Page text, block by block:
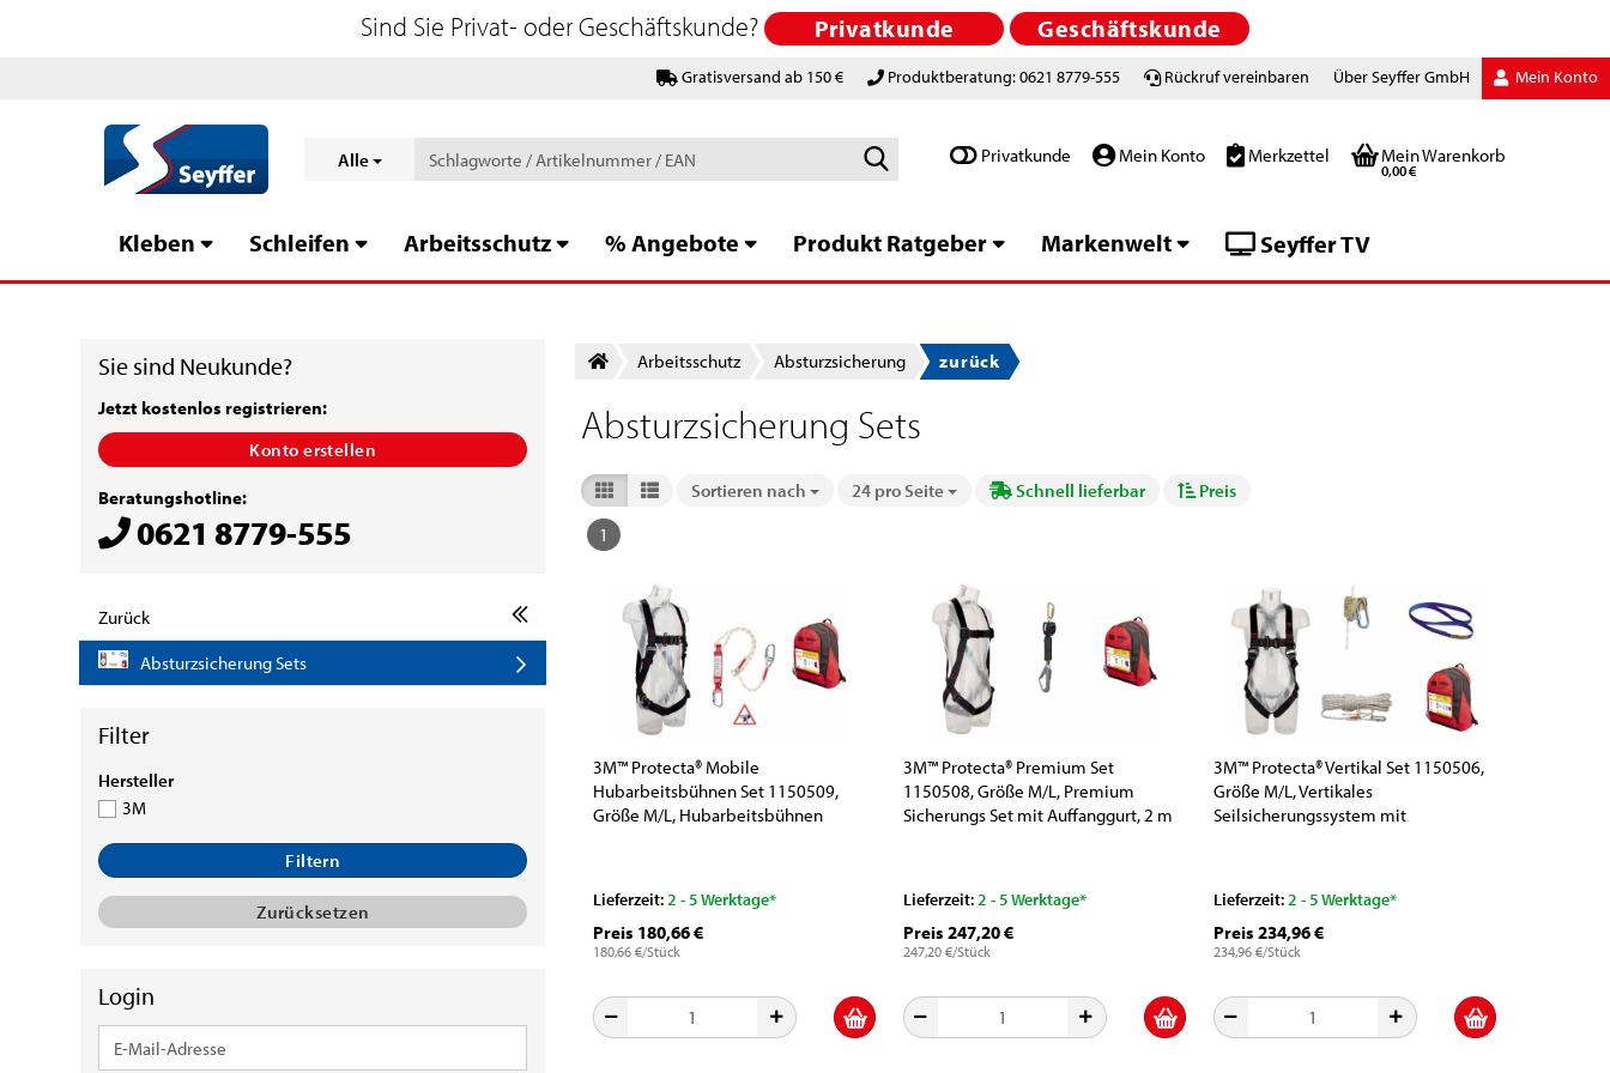
Gratisversand ab 150 € Produktberatung: 0621 8779-555 Rückruf vereinbaren Über Seyffer GmbH Mein Konto
Alle
Schlagworte
EAN
Privatkunde Mein Konto Merkzettel Mein Warenkorb
0,00 €
Sind Sie Privat- oder Geschäftskunde? Privatkunde Geschäftskunde
Kleben Schleifen Arbeitsschutz % Angebote Produkt Ratgeber Markenwelt Seyffer TV
Arbeitsschutz Absturzsicherung zurück
Absturzsicherung Sets
Sortieren nach
Sortieren nach 24 pro Seite
pro Seite Schnell lieferbar
Preis
1
3M™ Protecta® Mobile
Hubarbeitsbühnen Set 1150509,
Größe M/L, Hubarbeitsbühnen
Lieferzeit:2 - 5 Werktage*
Preis 180,66 €
180,66 €/Stück
3M™ Protecta® Premium Set
1150508, Größe M/L, Premium
Sicherungs Set mit Auffanggurt, 2 m
Lieferzeit:2 - 5 Werktage*
Preis 247,20 €
247,20 €/Stück
3M™ Protecta® Vertikal Set 1150506,
Größe M/L, Vertikales
Seilsicherungssystem mit
Lieferzeit:2 - 5 Werktage*
Preis 234,96 €
234,96 €/Stück
Sie sind Neukunde?
Jetzt kostenlos registrieren:
Konto erstellen
Beratungshotline:
0621 8779-555
Zurück
Absturzsicherung Sets
HERSTELLER
Hersteller
3M
Filtern
Zurücksetzen
Login
E-